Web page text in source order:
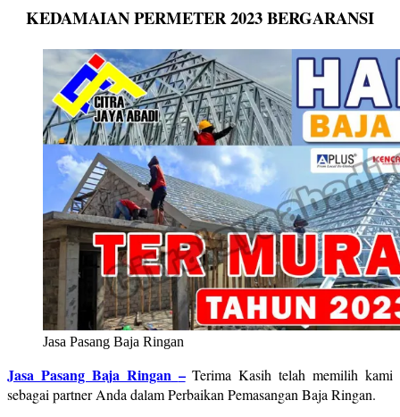
KEDAMAIAN PERMETER2023 BERGARANSI
Jasa Pasang Baja Ringan
Jasa Pasang Baja Ringan –Terima Kasih telah memilih kami
sebagai partner Anda dalam Perbaikan Pemasangan Baja Ringan.